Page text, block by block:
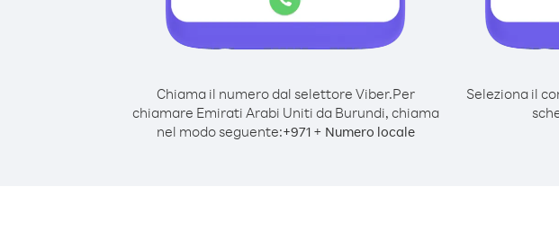
Chiama il numero dal selettore Viber.Per
chiamare Emirati Arabi Uniti da Burundi, chiama
nel modo seguente:+971+ Numero locale
Seleziona il